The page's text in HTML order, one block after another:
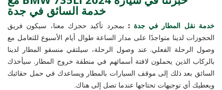
خدمة السائق في جدة
خدمة نقل المطار في جدة :بمجرد تأكيد حجزك معنا، سيكون فريق
الحجوزات لدينا متواجدًا على مدار الساعة طوال أيام الأسبوع للتعامل مع
وصول الرحلة الفعلي. عند وصول الرحلة، سيلتقي منسقو المطار لدينا
بالركاب الذين يحملون لافتة أسمائهم في منطقة خروج المطار. سيأخذك
السائق بعد ذلك إلى موقف السيارات بالمطار ويساعدك في حمل حقائبك
ويعطيك أي توجيهات تحتاجها عندما تصل إلى هناك.